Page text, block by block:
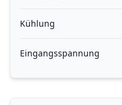
Kühlung
Eingangsspannung